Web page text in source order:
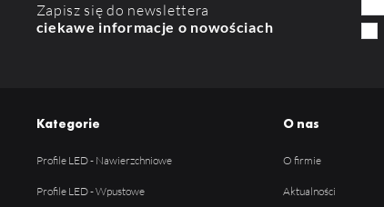
Zapisz się do newslettera
ciekawe informacje o nowościach
Kategorie
Profile LED - Nawierzchniowe
Profile LED - Wpustowe
O nas
O firmie
Aktualności